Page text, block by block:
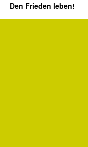
Den Frieden leben!